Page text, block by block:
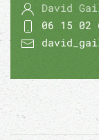
David
06 15 02